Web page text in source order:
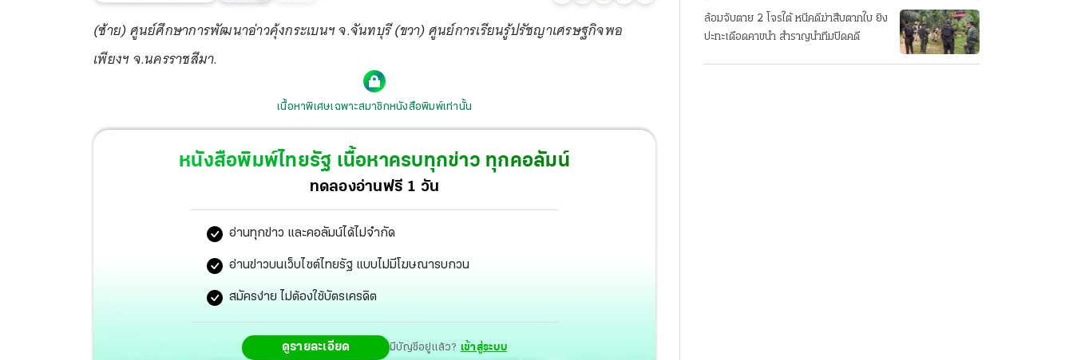
(ซ้าย) ศูนย์ศึกษาการพัฒนาอ่าวคุ้งกระเบนฯ จ.จันทบุรี (ขวา) ศูนย์การเรียนรู้ปรัชญาเศรษฐกิจพอ
เพียงฯ จ.นครราชสีมา.
เนื้อหาพิเศษเฉพาะสมาชิกหนังสือพิมพ์เท่านั้น
หนังสือพิมพ์ไทยรัฐ เนื้อหาครบทุกข่าว ทุกคอลัมน์
ทดลองอ่านฟรี 1 วัน
อ่านทุกข่าว และคอลัมน์ได้ไม่จำกัด
อ่านข่าวบนเว็บไซต์ไทยรัฐ แบบไม่มีโฆษณารบกวน
สมัครง่าย ไม่ต้องใช้บัตรเครดิต
ดูรายละเอียด มีบัญชีอยู่แล้ว? เข้าสู่ระบบ
ล้อมจับตาย 2 โจรใต้ หนีคดีฆ่าสืบตากใบ ยิง
ปะทะเดือดคาขนำ สำราญนำทีมปิดคดี